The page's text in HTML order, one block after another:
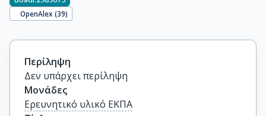
OpenAlex (39)
Περίληψη
Δεν υπάρχει περίληψη
Μονάδες
Ερευνητικό υλικό ΕΚΠΑ